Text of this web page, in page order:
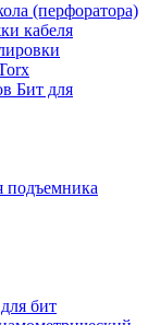
(перфоратора)
кабеля
Бит для
подъемника
бит